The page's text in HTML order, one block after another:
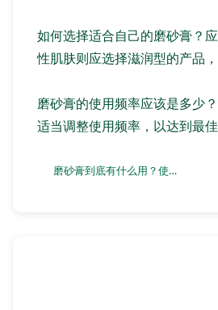
如何选择适合自己的磨砂膏？
性肌肤则应选择滋润型的产品
磨砂膏的使用频率应该是多少
适当调整使用频率，以达到最佳
磨砂膏到底有什么用？使用后会有什么变化？